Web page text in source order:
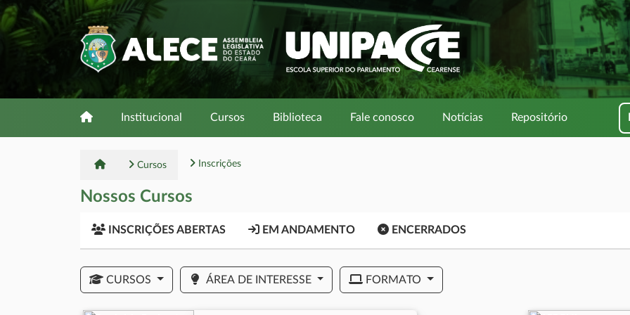
Institucional Cursos Biblioteca Fale conosco Notícias Repositório
Cursos Inscrições
Nossos Cursos
INSCRIÇÕES ABERTAS EM ANDAMENTO ENCERRADOS
CURSOS ÁREA DE INTERESSE FORMATO